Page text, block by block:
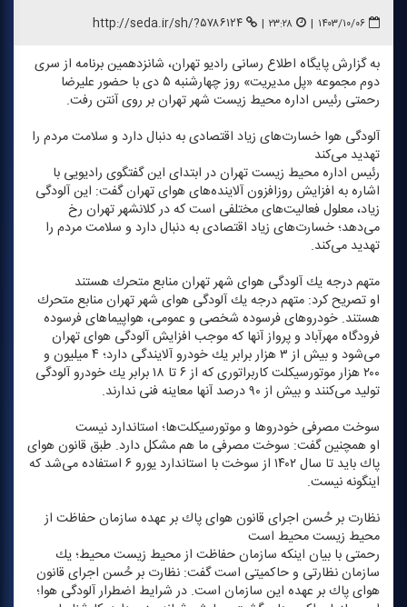
۱۴۰۳/۱۰/۰۶ | ۲۳:۲۸ | http://seda.ir/sh/?۵۷۸۶۱۲۴
به گزارش پایگاه اطلاع رسانی رادیو تهران، شانزدهمین برنامه از سری
دوم مجموعه «پل مدیریت» روز چهارشنبه ۵ دی با حضور علیرضا
رحمتی رئیس اداره محیط زیست شهر تهران بر روی آنتن رفت.
آلودگی هوا خسارت‌های زیاد اقتصادی به دنبال دارد و سلامت مردم را
تهدید می‌كند
رئیس اداره محیط زیست تهران در ابتدای این گفتگوی رادیویی با
اشاره به افزایش روزافزون آلاینده‌های هوای تهران گفت: این آلودگی
زیاد، معلول فعالیت‌های مختلفی است كه در كلانشهر تهران رخ
می‌دهد؛ خسارت‌های زیاد اقتصادی به دنبال دارد و سلامت مردم را
تهدید می‌كند.
متهم درجه یك آلودگی هوای شهر تهران منابع متحرك هستند
او تصریح كرد: متهم درجه یك آلودگی هوای شهر تهران منابع متحرك
هستند. خودروهای فرسوده شخصی و عمومی، هواپیماهای فرسوده
فرودگاه مهرآباد و پرواز آنها كه موجب افزایش آلودگی هوای تهران
می‌شود و بیش از ۳ هزار برابر یك خودرو آلایندگی دارد؛ ۴ میلیون و
۲۰۰ هزار موتورسیكلت كاربراتوری كه از ۶ تا ۱۸ برابر یك خودرو آلودگی
تولید می‌كنند و بیش از ۹۰ درصد آنها معاینه فنی ندارند.
سوخت مصرفی خودروها و موتورسیكلت‌ها؛ استاندارد نیست
او همچنین گفت: سوخت مصرفی ما هم مشكل دارد. طبق قانون هوای
پاك باید تا سال ۱۴۰۲ از سوخت با استاندارد یورو ۶ استفاده می‌شد كه
اینگونه نیست.
نظارت بر حُسن اجرای قانون هوای پاك بر عهده سازمان حفاظت از
محیط زیست محیط است
رحمتی با بیان اینكه سازمان حفاظت از محیط زیست محیط؛ یك
سازمان نظارتی و حاكمیتی است گفت: نظارت بر حُسن اجرای قانون
هوای پاك بر عهده این سازمان است. در شرایط اضطرار آلودگی هوا؛